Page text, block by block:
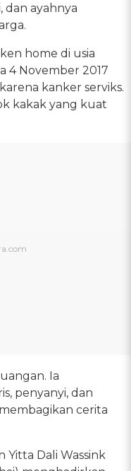
dan ayahnya
home di usia
4 November 2017
kanker serviks.
kakak yang kuat
Ia
penyanyi, dan
cerita
Dali Wassink